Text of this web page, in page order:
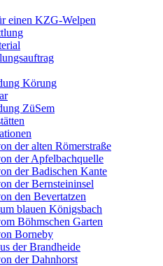
einen KZG-Welpen
Körung
ZüSem
der alten Römerstraße
der Apfelbachquelle
der Badischen Kante
der Bernsteininsel
den Bevertatzen
blauen Königsbach
Böhmschen Garten
Borneby
der Brandheide
der Dahnhorst